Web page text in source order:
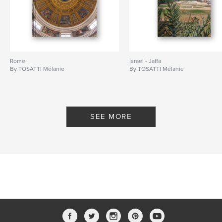
Rome
By TOSATTI Mélanie
Israel - Jaffa
By TOSATTI Mélanie
SEE MORE